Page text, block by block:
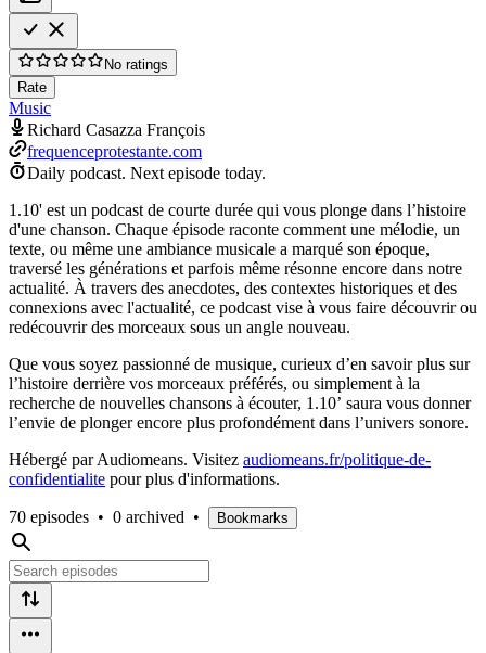
No ratings
Rate
Music
Richard Casazza François
frequenceprotestante.com
Daily podcast. Next episode today.
1.10' est un podcast de courte durée qui vous plonge dans l’histoire
d'une chanson. Chaque épisode raconte comment une mélodie, un
texte, ou même une ambiance musicale a marqué son époque,
traversé les générations et parfois même résonne encore dans notre
actualité. À travers des anecdotes, des contextes historiques et des
connexions avec l'actualité, ce podcast vise à vous faire découvrir ou
redécouvrir des morceaux sous un angle nouveau.
Que vous soyez passionné de musique, curieux d’en savoir plus sur
l’histoire derrière vos morceaux préférés, ou simplement à la
recherche de nouvelles chansons à écouter, 1.10’ saura vous donner
l’envie de plonger encore plus profondément dans l’univers sonore.
Hébergé par Audiomeans. Visitez audiomeans.fr/politique-de-
confidentialite pour plus d'informations.
70 episodes • 0 archived • Bookmarks